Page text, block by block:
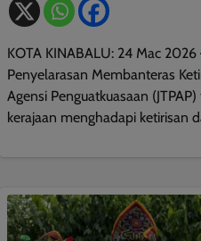
KOTA KINABALU: 24 Mac
Penyelarasan Membanteras
Agensi Penguatkuasaan
kerajaan menghadapi ketirisan